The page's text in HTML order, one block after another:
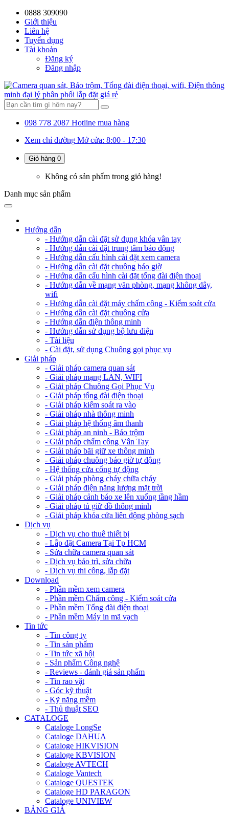
0888 309090
Giới thiệu
Liên hệ
Tuyển dụng
Tài khoản
Đăng ký
Đăng nhập
098 778 2087 Hotline mua hàng
Xem chỉ đường Mở cửa: 8:00 - 17:30
Giỏ hàng 0
Không có sản phẩm trong giỏ hàng!
Danh mục sản phẩm
Hướng dẫn
- Hướng dẫn cài đặt sử dụng khóa vân tay
- Hướng dẫn cài đặt trung tâm báo động
- Hướng dẫn cấu hình cài đặt xem camera
- Hướng dẫn cài đặt chuông báo giờ
- Hướng dẫn cấu hình cài đặt tổng đài điện thoại
- Hướng dẫn về mạng văn phòng, mạng không dây,
wifi
- Hướng dẫn cài đặt máy chấm công - Kiểm soát cửa
- Hướng dẫn cài đặt chuông cửa
- Hướng dẫn điện thông minh
- Hướng dẫn sử dụng bộ lưu điện
- Tài liệu
- Cài đặt, sử dụng Chuông gọi phục vụ
Giải pháp
- Giải pháp camera quan sát
- Giải pháp mạng LAN, WIFI
- Giải pháp Chuông Gọi Phục Vụ
- Giải pháp tổng đài điện thoại
- Giải pháp kiểm soát ra vào
- Giải pháp nhà thông minh
- Giải pháp hệ thống âm thanh
- Giải pháp an ninh - Báo trộm
- Giải pháp chấm công Vân Tay
- Giải pháp bãi giữ xe thông minh
- Giải pháp chuông báo giờ tự động
- Hệ thống cửa cổng tự động
- Giải pháp phòng cháy chữa cháy
- Giải pháp điện năng lượng mặt trời
- Giải pháp cảnh báo xe lên xuống tầng hầm
- Giải pháp tủ giữ đồ thông minh
- Giải pháp khóa cửa liên động phòng sạch
Dịch vụ
- Dịch vụ cho thuê thiết bị
- Lắp đặt Camera Tại Tp HCM
- Sửa chữa camera quan sát
- Dịch vụ bảo trì, sửa chữa
- Dịch vụ thi công, lắp đặt
Download
- Phần mềm xem camera
- Phần mềm Chấm công - Kiểm soát cửa
- Phần mềm Tổng đài điện thoại
- Phần mềm Máy in mã vạch
Tin tức
- Tin công ty
- Tin sản phẩm
- Tin tức xã hội
- Sản phẩm Công nghệ
- Reviews - đánh giá sản phẩm
- Tin rao vặt
- Góc kỹ thuật
- Kỹ năng mềm
- Thủ thuật SEO
CATALOGE
Cataloge LongSe
Cataloge DAHUA
Cataloge HIKVISION
Cataloge KBVISION
Cataloge AVTECH
Cataloge Vantech
Cataloge QUESTEK
Cataloge HD PARAGON
Cataloge UNIVIEW
BẢNG GIÁ